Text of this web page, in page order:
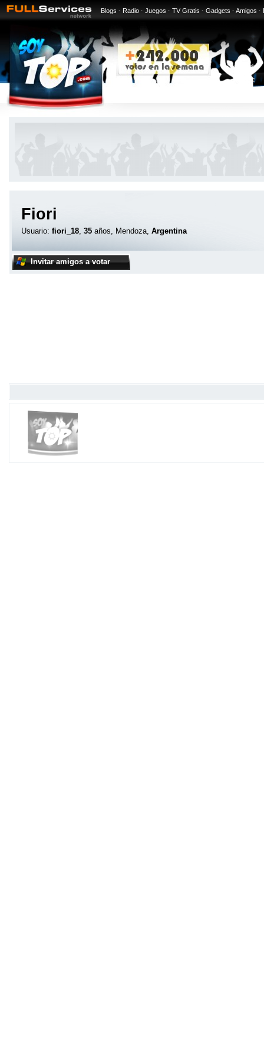
Blogs · Radio · Juegos · TV Gratis · Gadgets · Amigos ·
Fiori
Usuario: fiori_18, 35 años, Mendoza, Argentina
Invitar amigos a votar